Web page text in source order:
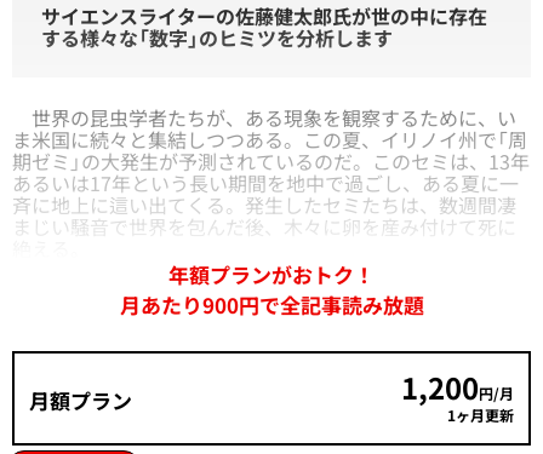
サイエンスライターの佐藤健太郎氏が世の中に存在
する様々な「数字」のヒミツを分析します
世界の昆虫学者たちが、ある現象を観察するために、い
ま米国に続々と集結しつつある。この夏、イリノイ州で「周
期ゼミ」の大発生が予測されているのだ。このセミは、13年
あるいは17年という長い期間を地中で過ごし、ある夏に一
斉に地上に這い出てくる。発生したセミたちは、数週間凄
まじい騒音で世界を包んだ後、木々に卵を産み付けて死に
年額プランがおトク！
月あたり900円で全記事読み放題
月額プラン 1,200円/月
1ヶ月更新